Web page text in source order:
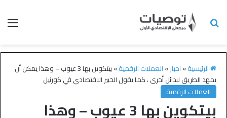
الرئيسية» اخبار» العملات الرقمية»
بيتكوين بها 3 عيوب – وهذا يمكن أن
يمهد الطريق لبدائل أخرى ، كما يقول الخبير الاقتصادي في كورنيل
العملات الرقمية
بيتكوين بها 3 عيوب – وهذا